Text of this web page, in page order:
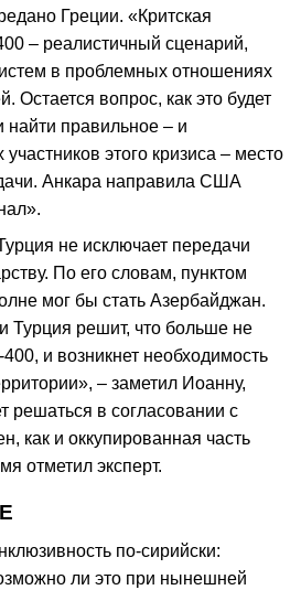
Греции. «Критская
– реалистичный сценарий,
в проблемных отношениях
вопрос, как это будет
найти правильное – и
этого кризиса – место
Анкара направила США
не исключает передачи
По его словам, пунктом
мог бы стать Азербайджан.
Турция решит, что больше не
и возникнет необходимость
– заметил Иоанну,
решаться в согласовании с
как и оккупированная часть
отметил эксперт.
по-сирийски:
ли это при нынешней